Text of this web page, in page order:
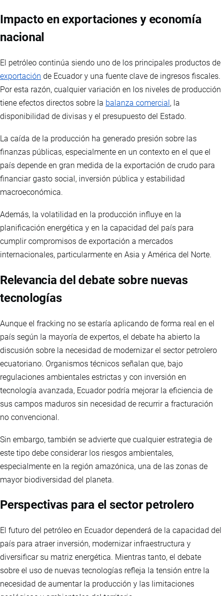
Impacto en exportaciones y economía
nacional
El petróleo continúa siendo uno de los principales productos de
exportación de Ecuador y una fuente clave de ingresos fiscales.
Por esta razón, cualquier variación en los niveles de producción
tiene efectos directos sobre la balanza comercial, la
disponibilidad de divisas y el presupuesto del Estado.
La caída de la producción ha generado presión sobre las
finanzas públicas, especialmente en un contexto en el que el
país depende en gran medida de la exportación de crudo para
financiar gasto social, inversión pública y estabilidad
macroeconómica.
Además, la volatilidad en la producción influye en la
planificación energética y en la capacidad del país para
cumplir compromisos de exportación a mercados
internacionales, particularmente en Asia y América del Norte.
Relevancia del debate sobre nuevas
tecnologías
Aunque el fracking no se estaría aplicando de forma real en el
país según la mayoría de expertos, el debate ha abierto la
discusión sobre la necesidad de modernizar el sector petrolero
ecuatoriano. Organismos técnicos señalan que, bajo
regulaciones ambientales estrictas y con inversión en
tecnología avanzada, Ecuador podría mejorar la eficiencia de
sus campos maduros sin necesidad de recurrir a fracturación
no convencional.
Sin embargo, también se advierte que cualquier estrategia de
este tipo debe considerar los riesgos ambientales,
especialmente en la región amazónica, una de las zonas de
mayor biodiversidad del planeta.
Perspectivas para el sector petrolero
El futuro del petróleo en Ecuador dependerá de la capacidad del
país para atraer inversión, modernizar infraestructura y
diversificar su matriz energética. Mientras tanto, el debate
sobre el uso de nuevas tecnologías refleja la tensión entre la
necesidad de aumentar la producción y las limitaciones